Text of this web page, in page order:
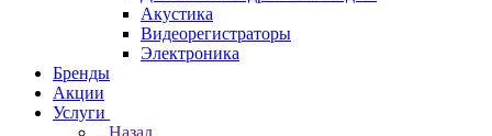
Акустика
Видеорегистраторы
Электроника
Бренды
Акции
Услуги
Назад